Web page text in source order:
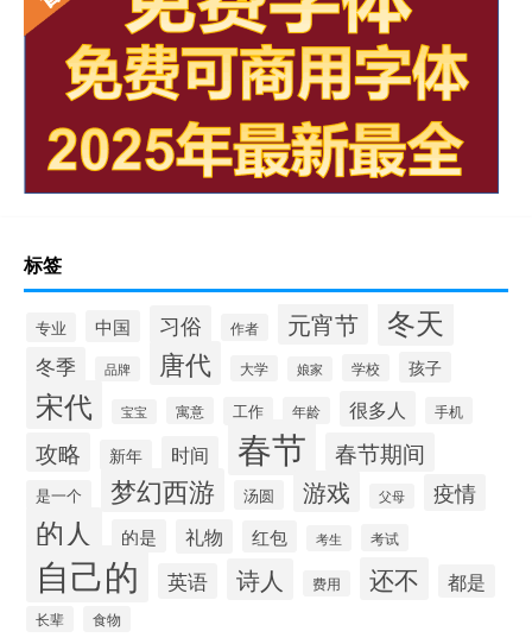
标签
专业 中国 习俗 作者 元宵节 冬天
冬季 品牌 唐代 大学 娘家 学校 孩子
宋代 宝宝 寓意 工作 年龄 很多人 手机
攻略 新年 时间 春节 春节期间
是一个 梦幻西游 汤圆 游戏 父母 疫情
的人 的是 礼物 红包 考生 考试
自己的 英语 诗人 费用 还不 都是
长辈 食物